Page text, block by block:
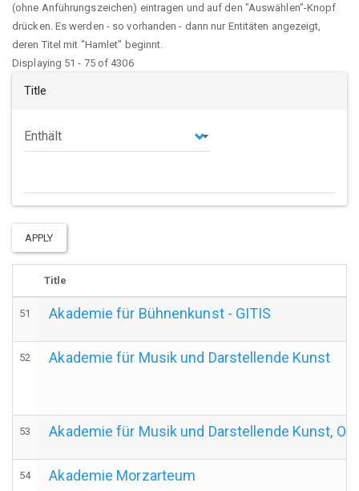
(ohne Anführungszeichen) eintragen und auf den "Auswählen"-Knopf
drücken. Es werden - so vorhanden - dann nur Entitäten angezeigt,
deren Titel mit "Hamlet" beginnt.
Displaying 51 - 75 of 4306
Title
Operator
APPLY
Title
51 Akademie für Bühnenkunst - GITIS
52 Akademie für Musik und Darstellende Kunst
53 Akademie für Musik und Darstellende Kunst,
54 Akademie Morzarteum